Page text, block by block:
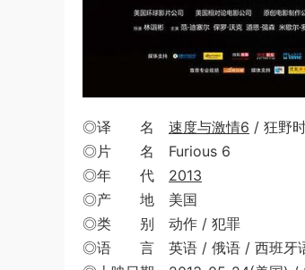
◎译 名 速度与激情6 / 狂野
◎片 名 Furious 6
◎年 代 2013
◎产 地 美国
◎类 别 动作 / 犯罪
◎语 言 英语 / 俄语 / 西班牙语